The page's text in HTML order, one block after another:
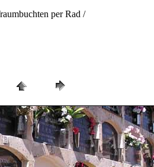
per Rad /